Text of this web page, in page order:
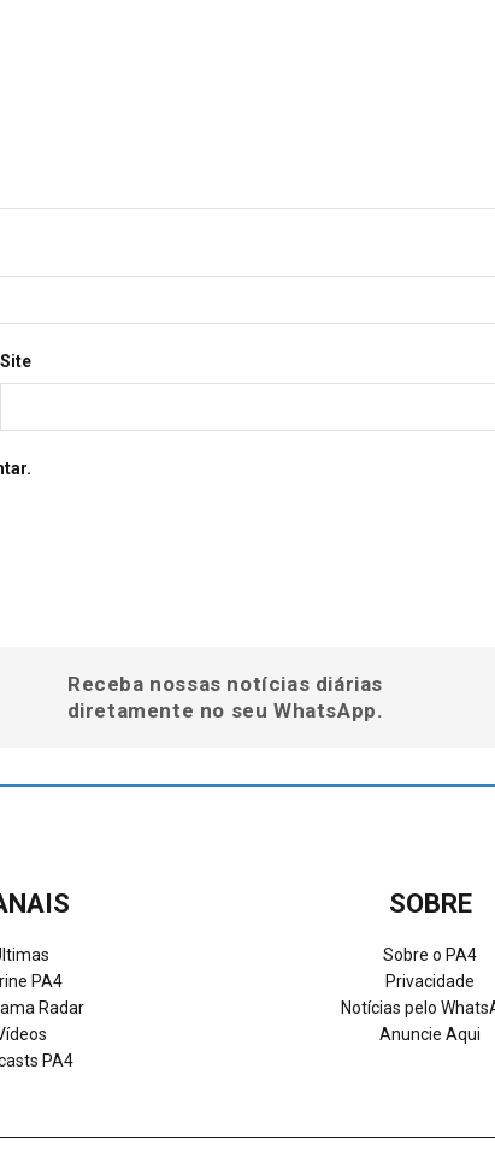
Site
Receba nossas notícias diárias
diretamente no seu WhatsApp.
PA4
Radar
PA4
SOBRE
Sobre o PA4
Privacidade
Notícias pelo
Anuncie Aqui